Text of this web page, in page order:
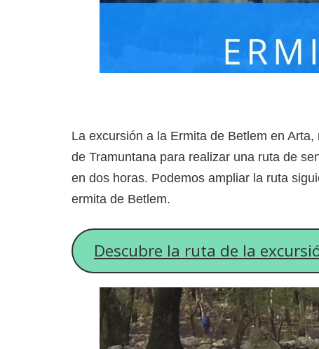
La excursión a la Ermita de Betlem en
de Tramuntana para realizar una ruta de
en dos horas. Podemos ampliar la ruta
ermita de Betlem.
Descubre la ruta de la